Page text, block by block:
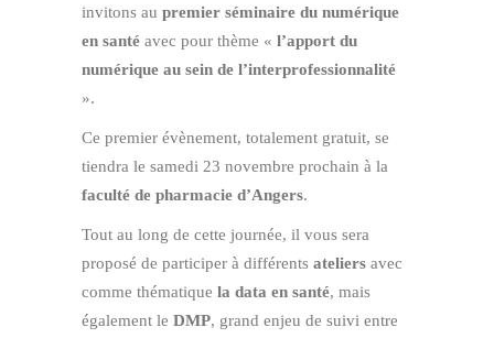
invitons au premier séminaire du numérique
en santé avec pour thème « l’apport du
numérique au sein de l’interprofessionnalité
».
Ce premier évènement, totalement gratuit, se
tiendra le samedi 23 novembre prochain à la
faculté de pharmacie d’Angers.
Tout au long de cette journée, il vous sera
proposé de participer à différents ateliers avec
comme thématique la data en santé, mais
également le DMP, grand enjeu de suivi entre